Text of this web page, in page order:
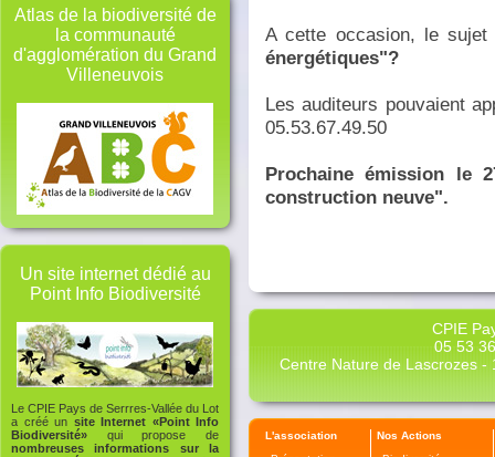
Atlas de la biodiversité de
la communauté
d'agglomération du Grand
Villeneuvois
Un site internet dédié au
Point Info Biodiversité
Le CPIE Pays de Serrres-Vallée du Lot
a créé un site Internet «Point Info
Biodiversité» qui propose de
nombreuses informations sur la
A cette occasion, le
énergétiques"?
Les auditeurs pouvaient
05.53.67.49.50
Prochaine émission le
construction neuve".
CPIE
05 53
Centre Nature de Lascrozes -
L'association
Nos Actions